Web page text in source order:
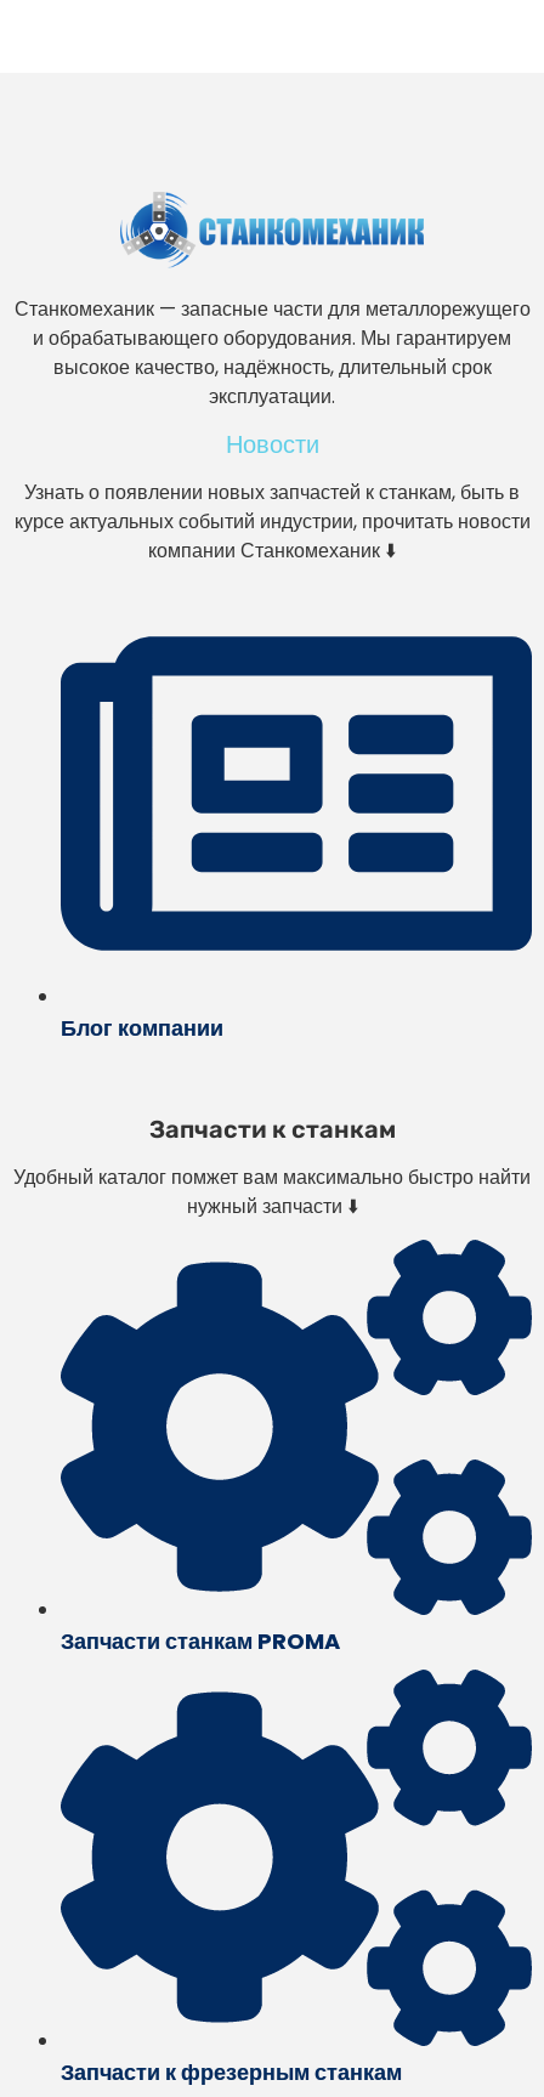
Станкомеханик — запасные части для металлорежущего
и обрабатывающего оборудования. Мы гарантируем
высокое качество, надёжность, длительный срок
эксплуатации.
Новости
Узнать о появлении новых запчастей к станкам, быть в
курсе актуальных событий индустрии, прочитать новости
компании Станкомеханик ⬇️
Блог компании
Запчасти к станкам
Удобный каталог помжет вам максимально быстро найти
нужный запчасти ⬇️
Запчасти станкам PROMA
Запчасти к фрезерным станкам